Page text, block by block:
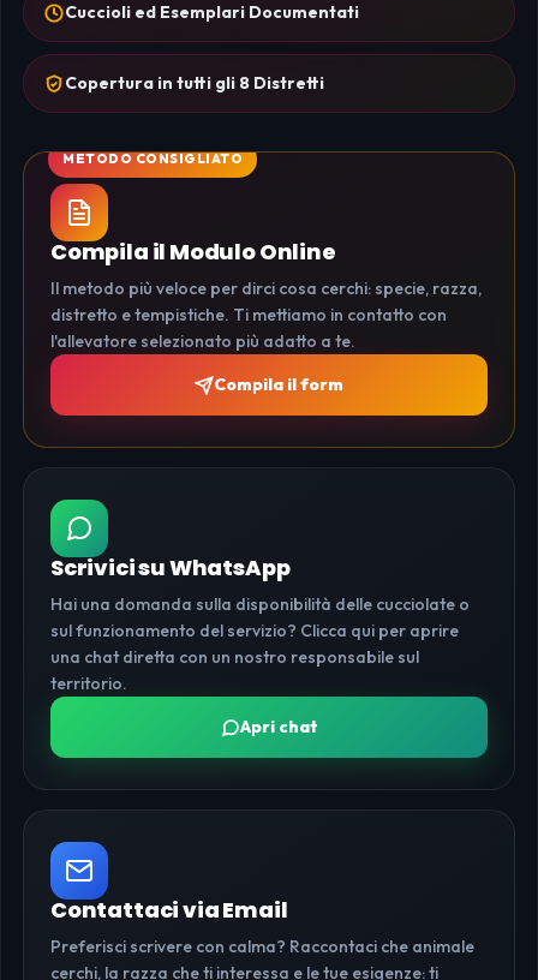
Cuccioli ed Esemplari Documentati
Copertura in tutti gli 8 Distretti
Compila il Modulo Online
Il metodo più veloce per dirci cosa cerchi: specie, razza,
distretto e tempistiche. Ti mettiamo in contatto con
l'allevatore selezionato più adatto a te.
Compila il form
Scrivici su WhatsApp
Hai una domanda sulla disponibilità delle cucciolate o
sul funzionamento del servizio? Clicca qui per aprire
una chat diretta con un nostro responsabile sul
territorio.
Apri chat
Contattaci via Email
Preferisci scrivere con calma? Raccontaci che animale
cerchi, la razza che ti interessa e le tue esigenze: ti